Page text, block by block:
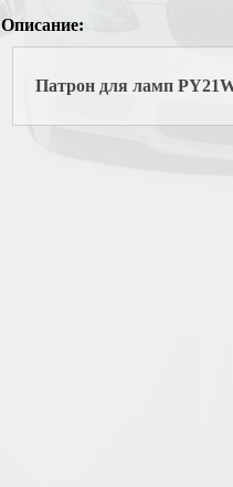
Описание:
Патрон для ламп